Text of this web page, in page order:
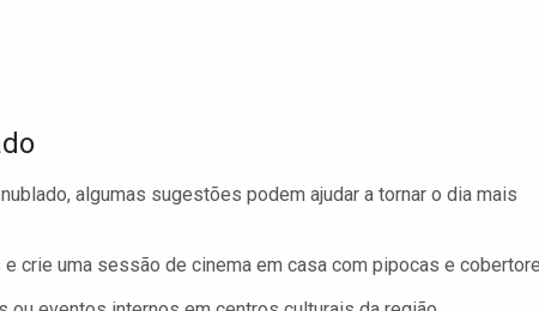
algumas sugestões podem ajudar a tornar o dia mais
crie uma sessão de cinema em casa com pipocas e